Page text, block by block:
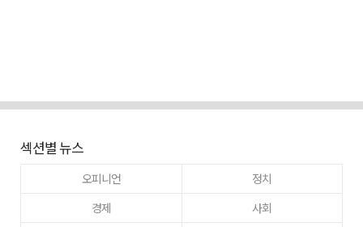
섹션별 뉴스
오피니언
정치
경제
사회